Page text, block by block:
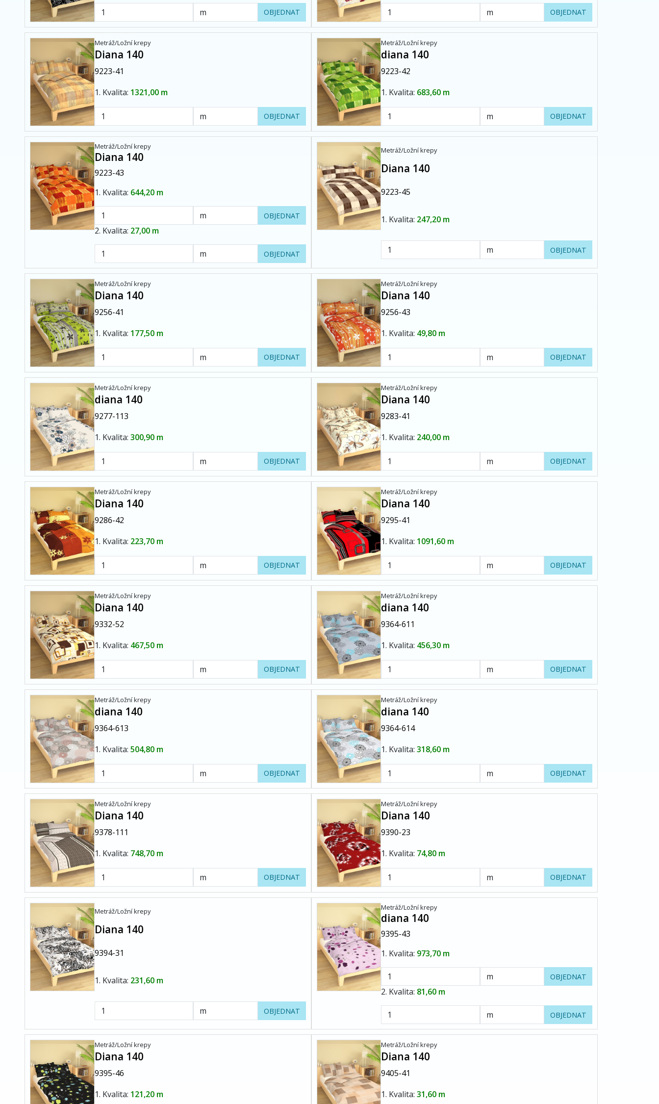
OBJEDNAT OBJEDNAT
Metráž/Ložní krepy
Diana 140
9223-41
1. Kvalita: 1321,00 m
OBJEDNAT
Metráž/Ložní krepy
diana 140
9223-42
1. Kvalita: 683,60 m
OBJEDNAT
Metráž/Ložní krepy
Diana 140
9223-43
1. Kvalita: 644,20 m
OBJEDNAT
2. Kvalita: 27,00 m
OBJEDNAT
Metráž/Ložní krepy
Diana 140
9223-45
1. Kvalita: 247,20 m
OBJEDNAT
Metráž/Ložní krepy
Diana 140
9256-41
1. Kvalita: 177,50 m
OBJEDNAT
Metráž/Ložní krepy
Diana 140
9256-43
1. Kvalita: 49,80 m
OBJEDNAT
Metráž/Ložní krepy
diana 140
9277-113
1. Kvalita: 300,90 m
OBJEDNAT
Metráž/Ložní krepy
Diana 140
9283-41
1. Kvalita: 240,00 m
OBJEDNAT
Metráž/Ložní krepy
Diana 140
9286-42
1. Kvalita: 223,70 m
OBJEDNAT
Metráž/Ložní krepy
Diana 140
9295-41
1. Kvalita: 1091,60 m
OBJEDNAT
Metráž/Ložní krepy
Diana 140
9332-52
1. Kvalita: 467,50 m
OBJEDNAT
Metráž/Ložní krepy
diana 140
9364-611
1. Kvalita: 456,30 m
OBJEDNAT
Metráž/Ložní krepy
diana 140
9364-613
1. Kvalita: 504,80 m
OBJEDNAT
Metráž/Ložní krepy
diana 140
9364-614
1. Kvalita:318,60 m
OBJEDNAT
Metráž/Ložní krepy
Diana 140
9378-111
1. Kvalita: 748,70 m
OBJEDNAT
Metráž/Ložní krepy
Diana 140
9390-23
1. Kvalita: 74,80 m
OBJEDNAT
Metráž/Ložní krepy
Diana 140
9394-31
1. Kvalita: 231,60 m
OBJEDNAT
Metráž/Ložní krepy
diana 140
9395-43
1. Kvalita: 973,70 m
OBJEDNAT
2. Kvalita: 81,60 m
OBJEDNAT
Metráž/Ložní krepy
Diana 140
9395-46
1. Kvalita: 121,20 m
Metráž/Ložní krepy
Diana 140
9405-41
1. Kvalita:31,60 m